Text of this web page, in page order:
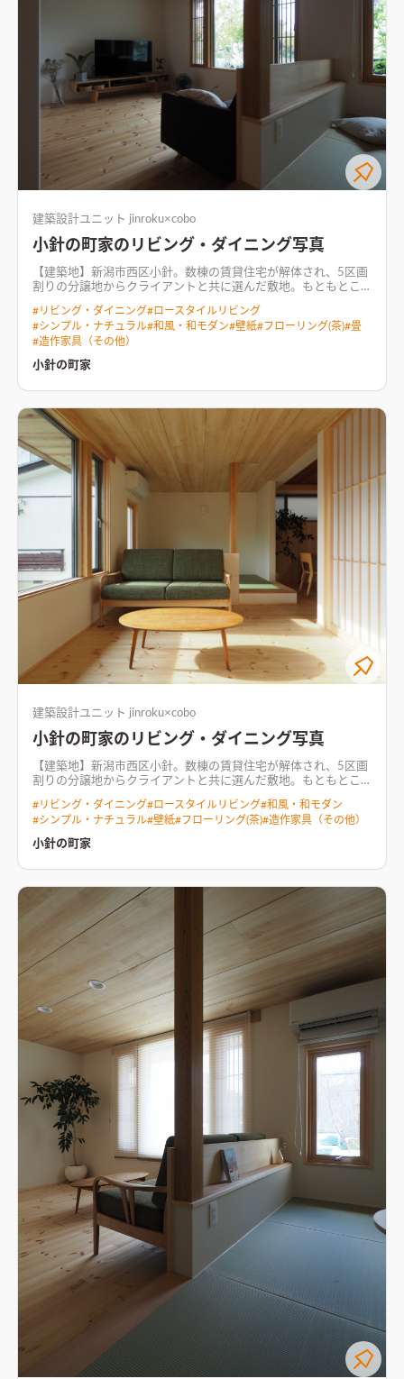
ものではありません。 気象条件、暮らし方で変化します。 【受
賞歴】 2018年 日本エコハウス大賞 大賞
建築設計ユニット jinroku×cobo
小針の町家のリビング・ダイニング写真
【建築地】新潟市西区小針。数棟の賃貸住宅が解体され、5区画
割りの分譲地からクライアントと共に選んだ敷地。もともとこ
他区画より坪単価が抑えられていたため、西側道路の宿命でも
ある西日対策に対して費用分配もそれなりに検討できる。ま
た、“町家”など日本的な要素が好きなクライアントの要望をイメ
ージすると、“今風“の新築住宅と並ぶより既存の町に近い方が馴
染むように考えたこともこの区画を選んだ際に考えたこと。敷
地面積は43坪、間口8.1mという奥に長い敷地での計画です。
正面に来る軒先、3尺オーバーハングした２F・外壁面に張られ
た格子によって、安定感のある横ラインと奥行きが感じられる様
なファサードとしています。この格子は西日による劣化を防ぐた
め、外壁には直接張らず少し隙間を開けることで影をつくりま
す。また、取付けピッチの違う窓面のルーバーは、室内への日射
をコントロールするためのもの。夏の西日はなるべく遮り、冬は
出来るだけ日射しを取り込めるように角度を調整しました。 駐
車場とメインの窓の間の庭は眺める庭とし、四季が愉しめる様
落葉樹中心の構成です。駐車場から玄関までは近い方が便利に決
まっていますが、雨から守るポーチ屋根を大きくとり、庭木の間
のアプローチを通ることが、気持ちを整える装置となる様に。
“家”にはセットで“緑”が必要だと思っています。人の時間と樹の
時間、リズムの違った時間が流れる事で、日々の営みに奥行きが
出るような気がするからです。【内部】この家は６帖の居間、
３帖の小間（和室）、４.５帖の食事室、４.５帖の台所という小
さな空間が連続的につながる構成になっています。 計１８帖
（＋α）になりますが、開放的とはとても言えない空間です。 ク
ライアントの要望のひとつに「それぞれが好きな居場所にいる
ことができる」というものがありました。「人と人との距離
たり、段差や壁を設けて親密でありながらも感覚的な距離が生ま
れることを意図した結果です。 家族の在り方は、それぞれで
す。部屋の「カタチ」を考えることも大切ですが、コミュニケー
ションの取り方、距離感を考えることも大事だと思います。 居
間のメインの窓は「アルミサッシの無機質な感じをなんとかし
たい」という要望から、框が小さいＦｉｘの窓と、製作の木製建
た。サイズ（Ｈ寸法）は、手持ちのソファのひじ掛けの高さか
ら、空が見えるよう天井までの特寸サイズとしています。 小間
は３帖と小さなスペースなので、細かいところまで意識や目が行
き届いてしまいます。そこで、コストよりモ見た目を重視し木製
よう考えました。床の間のように設え方を変えて、それぞれの季
節感を楽しみます。
隣接するダイニングとキッチンは、壁や天井
の仕上げを変えて空間の雰囲気を調整しています。 ダイニング
には折り上げ天井と白塗装仕上げによる杉板張りの壁。折り上
げ天井に設けた格子は、２階水回り用の点検口を隠すためにひ
と工夫しています。 隣家の窓が近いため、外との関わりは光と
風だけと割り切り、ダイニングの窓は天井付のカタガラスとして
います。杉板の壁のプロポーションを優先してサイズを決めまし
た。庇がついているので、小雨程度なら窓を開けられるようにし
ています。【小さな居場所】LDKだけではなく、廊下なども利
用していくつかの小さな居場所を設けています。 １F廊下 キッチ
ンの真後ろにあるパネル壁の裏には本棚を設えました。 この本
棚は、ファーストプレゼン後に追加でもらった要望に応えたも
の。平角材の柱を使い、柱の奥行を利用したニッチ風の本棚で
す。限られたスペースの中で生み出せた苦肉の策でした(笑)
階段
の踊り場 ちょっとした読書スペース。（正確には、本を選ぶた
めのスペース!?）２つのニッチは本棚として使います。段差に腰
掛けたり、小さなイスを置いたり。子供たちは自然とうまく使っ
てくれているようです。２F縁側 機能的には室内物干しスペース
として、書斎として使うのですが、狙いとしては、 ・寝室の空
間に「奥行き」を与えるため ・道路（外界）と寝室の感覚的な
「距離」を取るため という思いがありました。 無駄と思えるよ
うなスペースが、豊かさにつながることが多々あります。 ま
た、廊下－寝室－縁側－WICが回遊できる動線となっているこ
とと、脱衣洗濯室とお風呂も２Fに上げているため、家事効率に
も一役買ってくれています。
玄関に隣接する納戸 アウトドア好
きの夫婦のための３帖の納戸。陣取り合戦（要望の優先順位を
しっかりと!?）の末、何とか設けることが出来ました。このスペ
ースを確保するためにお風呂に係る水回りを２Fに上げていま
す。壁は合板仕上げとし、クギやビスが利くようになっていま
【コンセプト】 「形」をつくるのか、「空気」をつくるの
（様式）に特にこだわってはいない。 ただ、ここが日本で自分
が日本人であるのだから、“日本的”という意識は強く持ってい
#リビング・ダイニング#ロースタイルリビング
#シンプル・ナチュラル#和風・和モダン#壁紙#フローリング(茶)#畳
#造作家具（その他）
小針の町家
建築設計ユニット jinroku×cobo
小針の町家のリビング・ダイニング写真
【建築地】新潟市西区小針。数棟の賃貸住宅が解体され、5区画
割りの分譲地からクライアントと共に選んだ敷地。もともとこ
他区画より坪単価が抑えられていたため、西側道路の宿命でも
ある西日対策に対して費用分配もそれなりに検討できる。ま
た、“町家”など日本的な要素が好きなクライアントの要望をイメ
ージすると、“今風“の新築住宅と並ぶより既存の町に近い方が馴
染むように考えたこともこの区画を選んだ際に考えたこと。敷
【外部】三角の切妻屋根(北面は北斜制限により入母屋造)。建物
正面に来る軒先、3尺オーバーハングした２F・外壁面に張られ
た格子によって、安定感のある横ラインと奥行きが感じられる様
なファサードとしています。この格子は西日による劣化を防ぐた
め、外壁には直接張らず少し隙間を開けることで影をつくりま
す。また、取付けピッチの違う窓面のルーバーは、室内への日射
をコントロールするためのもの。夏の西日はなるべく遮り、冬は
出来るだけ日射しを取り込めるように角度を調整しました。 駐
車場とメインの窓の間の庭は眺める庭とし、四季が愉しめる様
落葉樹中心の構成です。駐車場から玄関までは近い方が便利に決
まっていますが、雨から守るポーチ屋根を大きくとり、庭木の間
のアプローチを通ることが、気持ちを整える装置となる様に。
“家”にはセットで“緑”が必要だと思っています。人の時間と樹の
時間、リズムの違った時間が流れる事で、日々の営みに奥行きが
出るような気がするからです。
【内部】この家は６帖の居間、
３帖の小間（和室）、４.５帖の食事室、４.５帖の台所という小
さな空間が連続的につながる構成になっています。 計１８帖
（＋α）になりますが、開放的とはとても言えない空間です。 ク
ライアントの要望のひとつに「それぞれが好きな居場所にいる
ことができる」というものがありました。「人と人との距離
感」、「人とモノとの距離感」を慎重に考え、クランクを用い
たり、段差や壁を設けて親密でありながらも感覚的な距離が生ま
れることを意図した結果です。 家族の在り方は、それぞれで
す。部屋の「カタチ」を考えることも大切ですが、コミュニケー
ションの取り方、距離感を考えることも大事だと思います。 居
間のメインの窓は「アルミサッシの無機質な感じをなんとかし
たい」という要望から、框が小さいＦｉｘの窓と、製作の木製建
具(格子網戸)でサッシを隠しやすいすべり出し窓で構成しまし
た。サイズ（Ｈ寸法）は、手持ちのソファのひじ掛けの高さか
ら、空が見えるよう天井までの特寸サイズとしています。 小間
は３帖と小さなスペースなので、細かいところまで意識や目が行
き届いてしまいます。そこで、コストよりモ見た目を重視し木製
サッシとしています。 また、居間に置かれるソファの背もたれ
を受けるために設けた壁を利用して、ちょっとした飾り棚になる
#リビング・ダイニング#ロースタイルリビング#和風・和モダン
#シンプル・ナチュラル#壁紙#フローリング(茶)#造作家具（その他）
小針の町家